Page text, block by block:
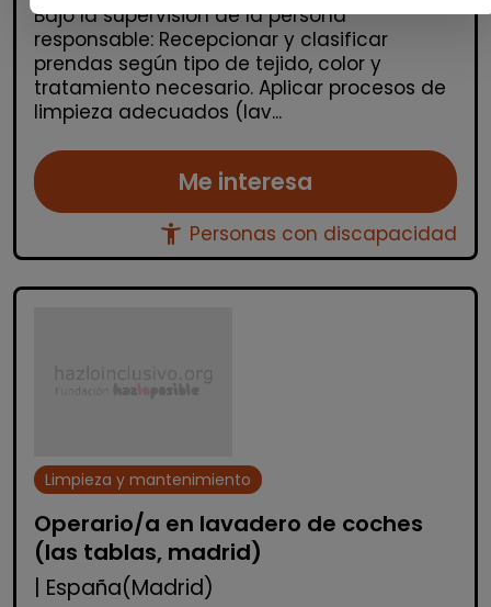
Bajo la supervisión de la persona
responsable: Recepcionar y clasificar
prendas según tipo de tejido, color y
tratamiento necesario. Aplicar procesos de
limpieza adecuados (lav...
Me interesa
accessibility_new Personas con discapacidad
Limpieza y mantenimiento
Operario/a en lavadero de coches
(las tablas, madrid)
| España(Madrid)